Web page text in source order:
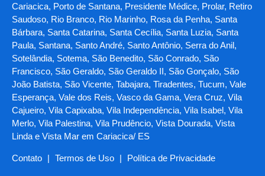
Cariacica, Porto de Santana, Presidente Médice, Prolar, Retiro
Saudoso, Rio Branco, Rio Marinho, Rosa da Penha, Santa
Bárbara, Santa Catarina, Santa Cecília, Santa Luzia, Santa
Paula, Santana, Santo André, Santo Antônio, Serra do Anil,
Sotelândia, Sotema, São Benedito, São Conrado, São
Francisco, São Geraldo, São Geraldo II, São Gonçalo, São
João Batista, São Vicente, Tabajara, Tiradentes, Tucum, Vale
Esperança, Vale dos Reis, Vasco da Gama, Vera Cruz, Vila
Cajueiro, Vila Capixaba, Vila Independência, Vila Isabel, Vila
Merlo, Vila Palestina, Vila Prudêncio, Vista Dourada, Vista
Linda e Vista Mar em Cariacica/ ES
Contato | Termos de Uso | Política de Privacidade